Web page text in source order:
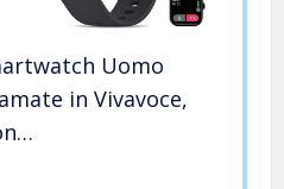
Uomo
in Vivavoce,
SpO2 Sonno